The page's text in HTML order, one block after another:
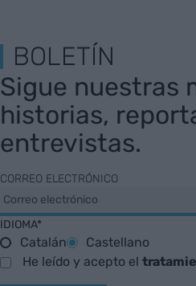
BOLETÍN
Sigue nuestras
historias,
entrevistas.
CORREO ELECTRÓNICO
IDIOMA*
Catalán
Castellano
He leído y acepto el